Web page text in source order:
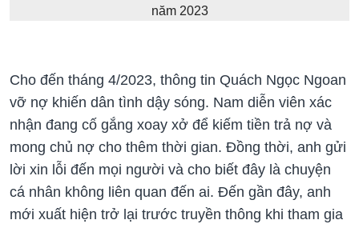
năm 2023
Cho đến tháng 4/2023, thông tin Quách Ngọc Ngoan
vỡ nợ khiến dân tình dậy sóng. Nam diễn viên xác
nhận đang cố gắng xoay xở để kiếm tiền trả nợ và
mong chủ nợ cho thêm thời gian. Đồng thời, anh gửi
lời xin lỗi đến mọi người và cho biết đây là chuyện
cá nhân không liên quan đến ai. Đến gần đây, anh
mới xuất hiện trở lại trước truyền thông khi tham gia